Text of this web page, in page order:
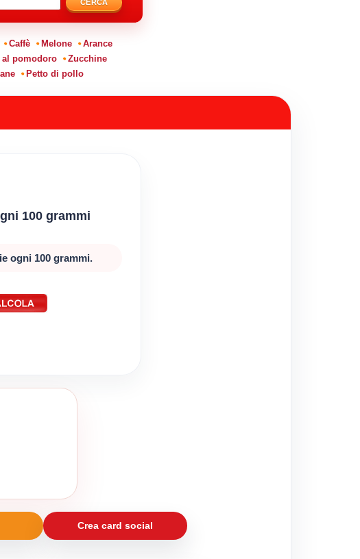
CERCA
Caffè Melone
Arance
al pomodoro
Zucchine
Petto di pollo
100 grammi
ogni 100 grammi.
Crea card social